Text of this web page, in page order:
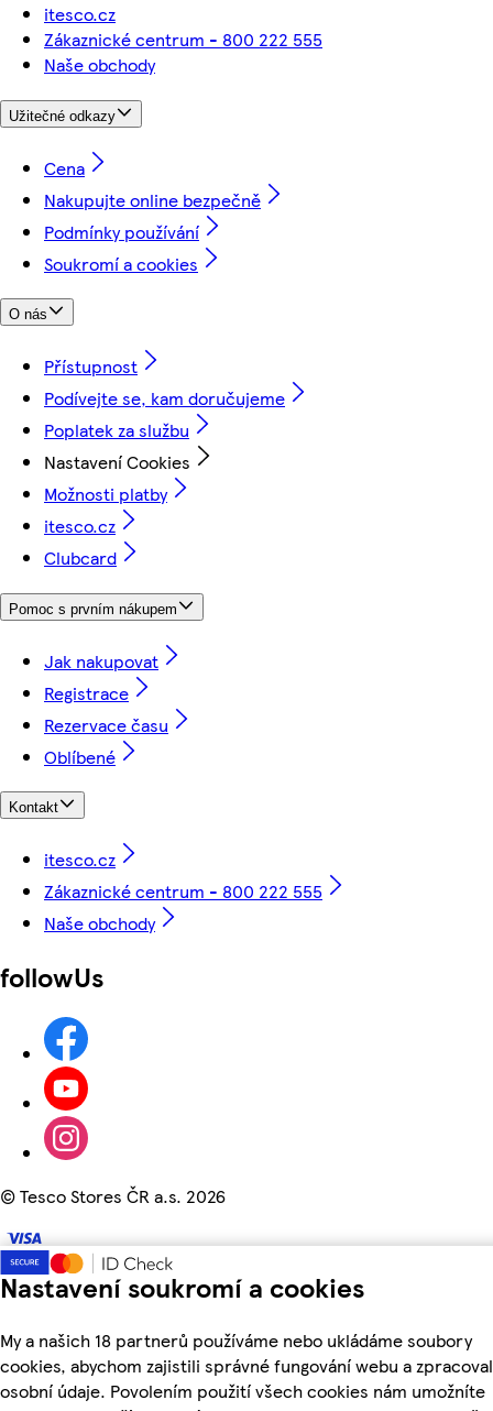
Nastavení soukromí a cookies
My a našich 18 partnerů používáme nebo ukládáme soubory
cookies, abychom zajistili správné fungování webu a
osobní údaje. Povolením použití všech cookies nám umožníte
itesco.cz
Zákaznické centrum - 800 222 555
Naše obchody
Užitečné odkazy
Cena
Nakupujte online bezpečně
Podmínky používání
Soukromí a cookies
O nás
Přístupnost
Podívejte se, kam doručujeme
Poplatek za službu
Nastavení Cookies
Možnosti platby
itesco.cz
Clubcard
Pomoc s prvním nákupem
Jak nakupovat
Registrace
Rezervace času
Oblíbené
Kontakt
itesco.cz
Zákaznické centrum - 800 222 555
Naše obchody
followUs
©Tesco Stores ČR a.s. 2026